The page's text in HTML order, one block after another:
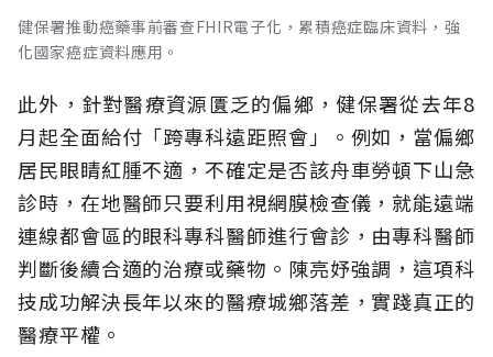
健保署推動癌藥事前審查FHIR電子化，累積癌症臨床資料，強
化國家癌症資料應用。
此外，針對醫療資源匱乏的偏鄉，健保署從去年8
月起全面給付「跨專科遠距照會」。例如，當偏鄉
居民眼睛紅腫不適，不確定是否該舟車勞頓下山急
診時，在地醫師只要利用視網膜檢查儀，就能遠端
連線都會區的眼科專科醫師進行會診，由專科醫師
判斷後續合適的治療或藥物。陳亮妤強調，這項科
技成功解決長年以來的醫療城鄉落差，實踐真正的
醫療平權。